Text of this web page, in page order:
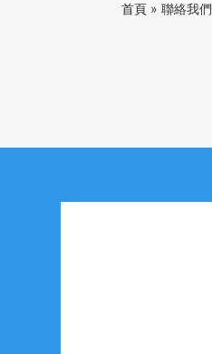
首頁 »聯絡我們